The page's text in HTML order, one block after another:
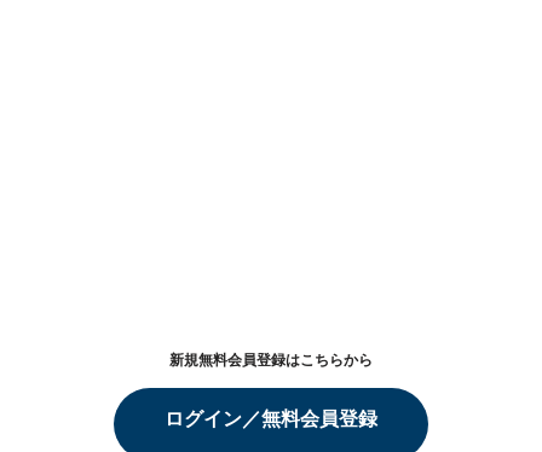
新規無料会員登録はこちらから
ログイン／無料会員登録